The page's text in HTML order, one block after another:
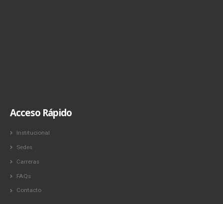
Acceso Rápido
Institucional
Sedes
Carreras
FAQs
Contacto